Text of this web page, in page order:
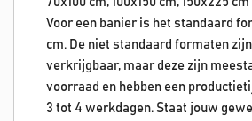
Voor een banier is het standaard
cm. De niet standaard formaten
verkrijgbaar, maar deze zijn
voorraad en hebben een
3 tot 4 werkdagen. Staat jouw